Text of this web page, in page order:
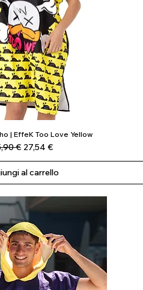
Vista rapida
| EffeK Too Love Yellow
regolare
€ Prezzo scontato
27,54 €
al carrello